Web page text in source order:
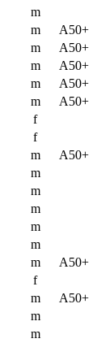
m
m Α50+
m Α50+
m Α50+
m Α50+
m Α50+
f
f
m Α50+
m
m
m
m
m
m Α50+
f
m Α50+
m
m